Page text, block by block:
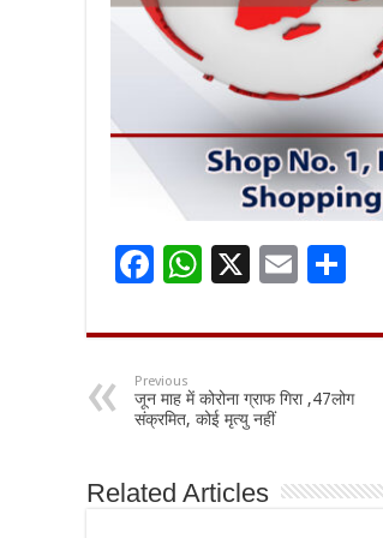
F
e
b
o
k
W
at
sA
p
X
E
ai ar
Previous
जून माह में कोरोना ग्राफ गिरा ,47लोग
संक्रमित, कोई मृत्यु नहीं
Related Articles